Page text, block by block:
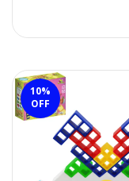
10%
OFF